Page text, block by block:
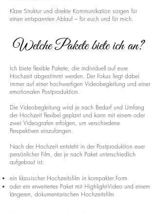
Klare Struktur und direkte Kommunikation sorgen für
einen entspannten Ablauf – für euch und für mich.
Welche Pakete biete ich an?
Ich biete flexible Pakete, die individuell auf eure
Hochzeit abgestimmt werden. Der Fokus liegt dabei
immer auf einer hochwertigen Videobegleitung und einer
emotionalen Postproduktion.
Die Videobegleitung wird je nach Bedarf und Umfang
der Hochzeit flexibel geplant und kann mit einem oder
zwei Videografen erfolgen, um verschiedene
Perspektiven einzufangen.
Nach der Hochzeit entsteht in der Postproduktion euer
persönlicher Film, der je nach Paket unterschiedlich
aufgebaut ist:
ein klassischer Hochzeitsfilm in kompakter Form
oder ein erweitertes Paket mit Highlight-Video und einem
längeren, dokumentarischen Hochzeitsfilm